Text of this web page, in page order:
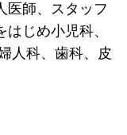
医師、スタッフ
じめ小児科、
人科、歯科、皮